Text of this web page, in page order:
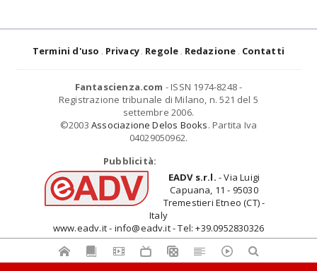
Termini d'uso Privacy Regole Redazione Contatti
Fantascienza.com - ISSN 1974-8248 -
Registrazione tribunale di Milano, n. 521 del 5
settembre 2006.
©2003 Associazione Delos Books. Partita Iva
04029050962.
Pubblicità:
EADV s.r.l. - Via Luigi
Capuana, 11 - 95030
Tremestieri Etneo (CT) -
Italy
www.eadv.it - info@eadv.it - Tel: +39.0952830326